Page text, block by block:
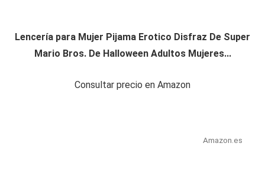
Lencería para Mujer Pijama Erotico Disfraz De Super
Mario Bros. De Halloween Adultos Mujeres...
Consultar precio en Amazon
Amazon.es